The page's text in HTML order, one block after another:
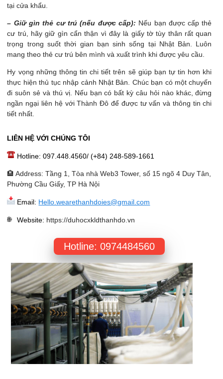
tại cửa khẩu.
– Giữ gìn thẻ cư trú (nếu được cấp): Nếu bạn được cấp thẻ
cư trú, hãy giữ gìn cẩn thận vì đây là giấy tờ tùy thân rất quan
trọng trong suốt thời gian bạn sinh sống tại Nhật Bản. Luôn
mang theo thẻ cư trú bên mình và xuất trình khi được yêu cầu.
Hy vọng những thông tin chi tiết trên sẽ giúp bạn tự tin hơn khi
thực hiện thủ tục nhập cảnh Nhật Bản. Chúc bạn có một chuyến
đi suôn sẻ và thú vị. Nếu bạn có bất kỳ câu hỏi nào khác, đừng
ngần ngại liên hệ với Thành Đô để được tư vấn và thông tin chi
tiết nhất.
LIÊN HỆ VỚI CHÚNG TÔI
Hotline: 097.448.4560/ (+84) 248-589-1661
🏨 Address: Tầng 1, Tòa nhà Web3 Tower, số 15 ngõ 4 Duy Tân,
Phường Cầu Giấy, TP Hà Nội
Email: Hello.wearethanhdoies@gmail.com
Website: https://duhocxkldthanhdo.vn
Hotline: 0974484560